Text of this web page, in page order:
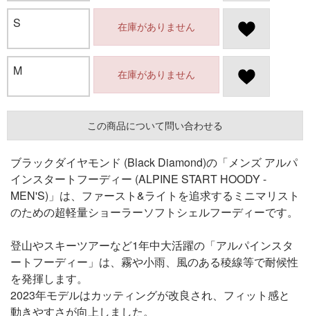
S 在庫がありません
M 在庫がありません
この商品について問い合わせる
ブラックダイヤモンド (Black Diamond)の「メンズ アルパ
インスタートフーディー (ALPINE START HOODY -
MEN'S)」は、ファースト&ライトを追求するミニマリスト
のための超軽量ショーラーソフトシェルフーディーです。
登山やスキーツアーなど1年中大活躍の「アルパインスタ
ートフーディー」は、霧や小雨、風のある稜線等で耐候性
を発揮します。
2023年モデルはカッティングが改良され、フィット感と
動きやすさが向上しました。